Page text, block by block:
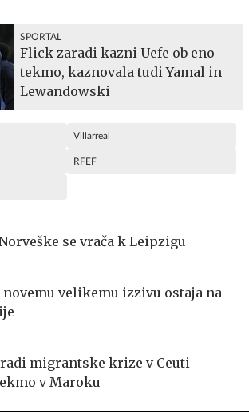
SPORTAL
Flick zaradi kazni Uefe ob eno
tekmo, kaznovala tudi Yamal in
Lewandowski
Villarreal
RFEF
se vrača k Leipzigu
velikemu izzivu ostaja na
migrantske krize v Ceuti
v Maroku